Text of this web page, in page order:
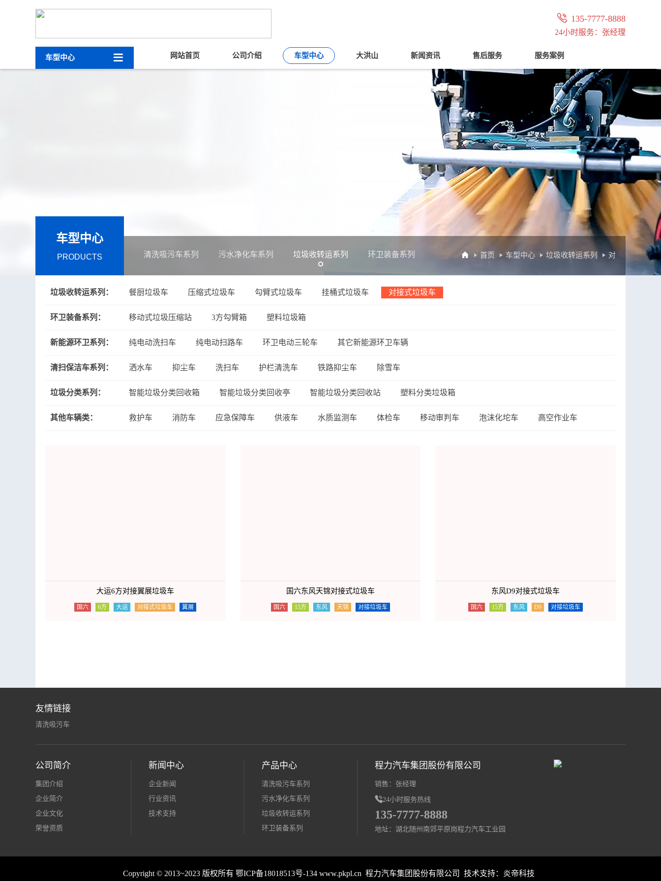
 135-7777-8888
24小时服务：张经理
车型中心  网站首页 公司介绍 车型中心 大洪山 新闻资讯 售后服务 服务案例
车型中心
PRODUCTS 清洗吸污车系列 污水净化车系列 垃圾收转运系列 环卫装备系列  首页 车型中心 垃圾收转运系列 对
垃圾收转运系列： 餐厨垃圾车 压缩式垃圾车 勾臂式垃圾车 挂桶式垃圾车 对接式垃圾车
环卫装备系列： 移动式垃圾压缩站 3方勾臂箱 塑料垃圾箱
新能源环卫系列： 纯电动洗扫车 纯电动扫路车 环卫电动三轮车 其它新能源环卫车辆
清扫保洁车系列： 洒水车 抑尘车 洗扫车 护栏清洗车 铁路抑尘车 除雪车
垃圾分类系列： 智能垃圾分类回收箱 智能垃圾分类回收亭 智能垃圾分类回收站 塑料分类垃圾箱
其他车辆类： 救护车 消防车 应急保障车 供液车 水质监测车 体检车 移动审判车 泡沫化坨车 高空作业车
大运6方对接翼展垃圾车
国六 6方 大运 对接式垃圾车 翼展
国六东风天锦对接式垃圾车
国六 15方 东风 天锦 对接垃圾车
东风D9对接式垃圾车
国六 15方 东风 D9 对接垃圾车
友情链接
清洗吸污车
公司简介
集团介绍
企业简介
企业文化
荣誉资质
新闻中心
企业新闻
行业资讯
技术支持
产品中心
清洗吸污车系列
污水净化车系列
垃圾收转运系列
环卫装备系列
程力汽车集团股份有限公司
销售：张经理
24小时服务热线
135-7777-8888
地址：湖北随州南郊平原岗程力汽车工业园
Copyright © 2013~2023 版权所有 鄂ICP备18018513号-134www.pkpl.cn 程力汽车集团股份有限公司 技术支持： 炎帝科技